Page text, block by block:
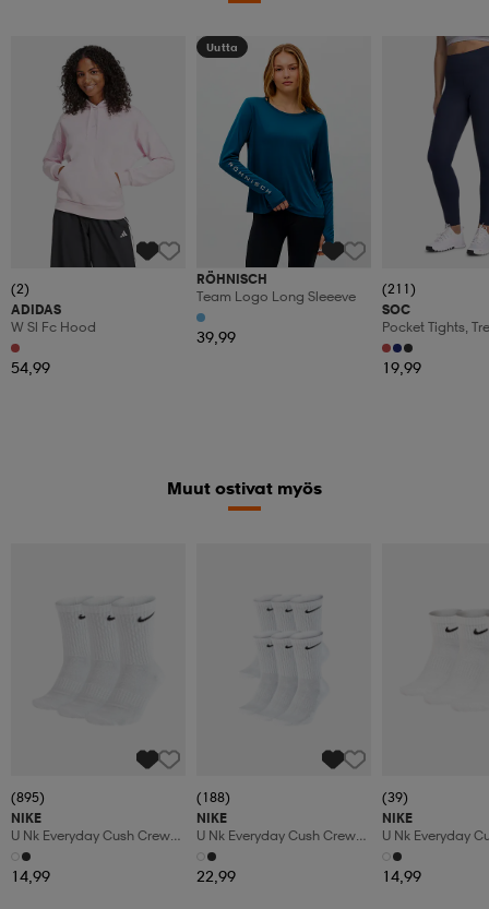
(2)
ADIDAS
W Sl Fc Hood
54,99
Uutta
RÖHNISCH
Team Logo Long Sleeeve
39,99
(211)
SOC
Pocket Tights,
Naisten
19,99
Muut ostivat myös
(895)
NIKE
U Nk Everyday Cush Crew
3pr
14,99
(188)
NIKE
U Nk Everyday Cush Crew
6pr-Bd
22,99
(39)
NIKE
U Nk Everyday
3pr
14,99